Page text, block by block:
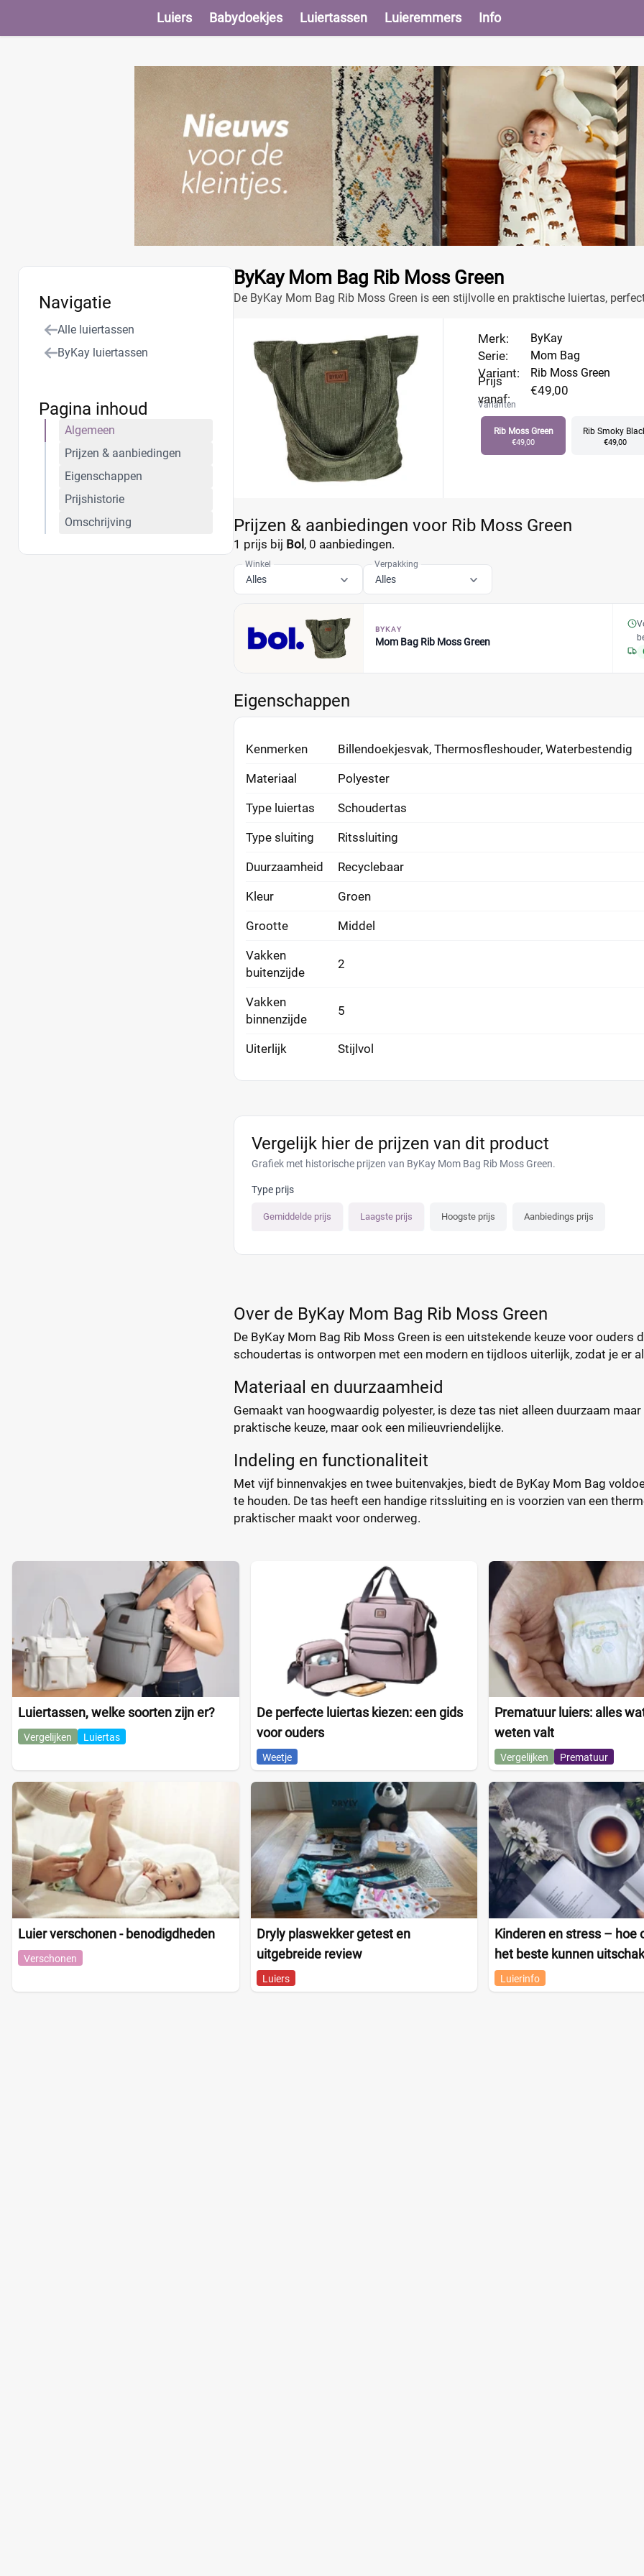
Luiers Babydoekjes Luiertassen Luieremmers Info
ByKay Mom Bag Rib Moss Green
De ByKay Mom Bag Rib Moss Green is een stijlvolle en praktische luiertas,
Merk:
Serie:
Variant:
Prijs
vanaf:
ByKay
Mom Bag
Rib Moss Green
€49,00
Varianten
Rib Moss Green
€49,00
Rib Smoky
€49,00
Prijzen & aanbiedingen voor Rib Moss Green
1 prijs bij Bol , 0 aanbiedingen.
Winkel
Alles
Verpakking
Alles
BYKAY
Mom Bag Rib Moss Green
Eigenschappen
Kenmerken Billendoekjesvak, Thermosfleshouder, Waterbestendig
Materiaal Polyester
Type luiertas Schoudertas
Type sluiting Ritssluiting
Duurzaamheid Recyclebaar
Kleur Groen
Grootte Middel
Vakken
buitenzijde
2
Vakken
binnenzijde
5
Uiterlijk Stijlvol
Vergelijk hier de prijzen van dit product
Grafiek met historische prijzen van ByKay Mom Bag Rib Moss Green.
Type prijs
Gemiddelde prijs Laagste prijs Hoogste prijs Aanbiedings prijs
Over de ByKay Mom Bag Rib Moss Green
De ByKay Mom Bag Rib Moss Green is een uitstekende keuze voor
schoudertas is ontworpen met een modern en tijdloos uiterlijk, zodat je er
Materiaal en duurzaamheid
Gemaakt van hoogwaardig polyester, is deze tas niet alleen duurzaam
praktische keuze, maar ook een milieuvriendelijke.
Indeling en functionaliteit
Met vijf binnenvakjes en twee buitenvakjes, biedt de ByKay Mom Bag
te houden. De tas heeft een handige ritssluiting en is voorzien van een
praktischer maakt voor onderweg.
Navigatie
Alle luiertassen
ByKay luiertassen
Pagina inhoud
Algemeen
Prijzen & aanbiedingen
Eigenschappen
Prijshistorie
Omschrijving
Luiertassen, welke soorten zijn er?
Vergelijken Luiertas
De perfecte luiertas kiezen: een gids
voor ouders
Weetje
Prematuur luiers: alles
weten valt
Vergelijken Prematuur
Luier verschonen - benodigdheden
Verschonen
Dryly plaswekker getest en
uitgebreide review
Luiers
Kinderen en stress – hoe
het beste kunnen
Luierinfo